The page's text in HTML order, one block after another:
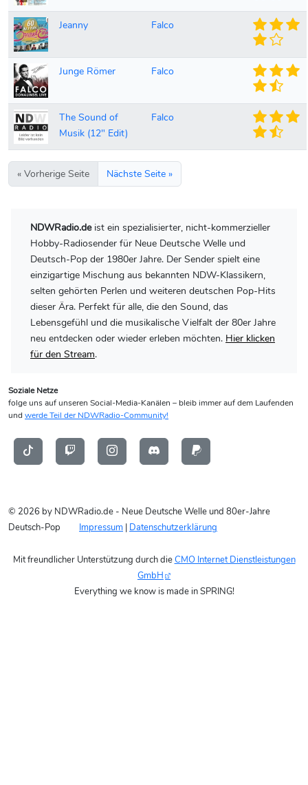
Jeanny Falco
Junge Römer Falco
The Sound of
Musik (12" Edit)
Falco
« Vorherige Seite Nächste Seite »
NDWRadio.deist ein spezialisierter, nicht-kommerzieller
Hobby-Radiosender für Neue Deutsche Welle und
Deutsch-Pop der 1980er Jahre. Der Sender spielt eine
einzigartige Mischung aus bekannten NDW-Klassikern,
selten gehörten Perlen und weiteren deutschen Pop-Hits
dieser Ära. Perfekt für alle, die den Sound, das
Lebensgefühl und die musikalische Vielfalt der 80er Jahre
neu entdecken oder wieder erleben möchten. Hier klicken
für den Stream.
Soziale Netze
folge uns auf unseren Social-Media-Kanälen – bleib immer auf dem Laufenden
und werde Teil der NDWRadio-Community!
© 2026 by NDWRadio.de - Neue Deutsche Welle und 80er-Jahre
Deutsch-Pop
Impressum | Datenschutzerklärung
Mit freundlicher Unterstützung durch dieCMO Internet Dienstleistungen
GmbH
Everything we know is made in SPRING!